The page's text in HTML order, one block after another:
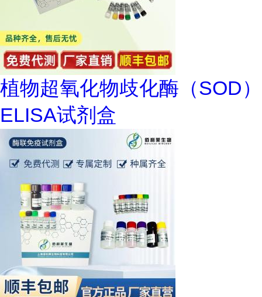
植物超氧化物歧化酶（SOD）
ELISA试剂盒